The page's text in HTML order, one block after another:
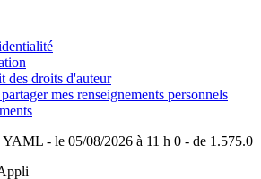
des droits d'auteur
mes renseignements personnels
- le 05/08/2026 à 11 h 0 - de 1.575.0